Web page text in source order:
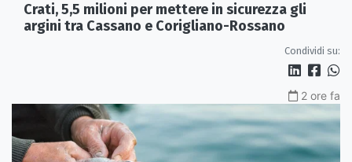
Crati, 5,5 milioni per mettere in sicurezza gli
argini tra Cassano e Corigliano-Rossano
Condividi su:
2 ore fa